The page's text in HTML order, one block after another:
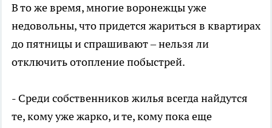
В то же время, многие воронежцы уже
недовольны, что придется жариться в квартирах
до пятницы и спрашивают – нельзя ли
отключить отопление побыстрей.
- Среди собственников жилья всегда найдутся
те, кому уже жарко, и те, кому пока еще